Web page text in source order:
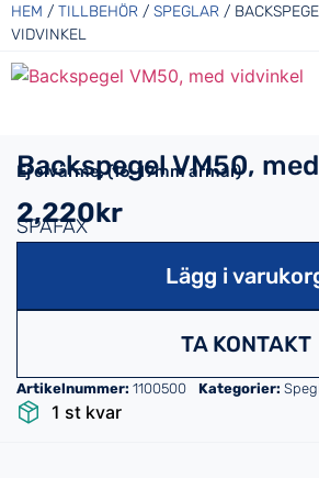
HEM / TILLBEHÖR / SPEGLAR /
VIDVINKEL
Backspegel VM50,
Ej elvärme, (16-19mm armar)
2,220kr
SPAFAX
Lägg i
TA KONTAKT
Artikelnummer: 1100500 Kategorier:
1 st kvar